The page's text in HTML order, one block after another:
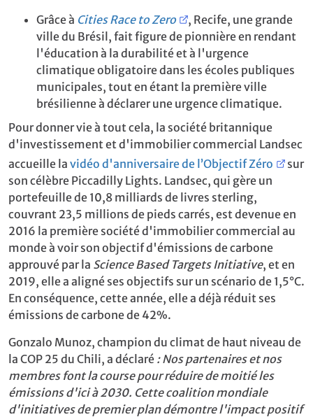
Grâce à Cities Race to Zero
, Recife, une grande
ville du Brésil, fait figure de pionnière en rendant
l'éducation à la durabilité et à l'urgence
climatique obligatoire dans les écoles publiques
municipales, tout en étant la première ville
brésilienne à déclarer une urgence climatique.
Pour donner vie à tout cela, la société britannique
d'investissement et d'immobilier commercial Landsec
accueille la vidéo d'anniversaire de l’Objectif Zéro
sur
son célèbre Piccadilly Lights. Landsec, qui gère un
portefeuille de 10,8 milliards de livres sterling,
couvrant 23,5 millions de pieds carrés, est devenue en
2016 la première société d'immobilier commercial au
monde à voir son objectif d'émissions de carbone
approuvé par la Science Based Targets Initiative, et en
2019, elle a aligné ses objectifs sur un scénario de 1,5°C.
En conséquence, cette année, elle a déjà réduit ses
émissions de carbone de 42%.
Gonzalo Munoz, champion du climat de haut niveau de
la COP 25 du Chili, a déclaré : Nos partenaires et nos
membres font la course pour réduire de moitié les
émissions d'ici à 2030. Cette coalition mondiale
d'initiatives de premier plan démontre l'impact positif